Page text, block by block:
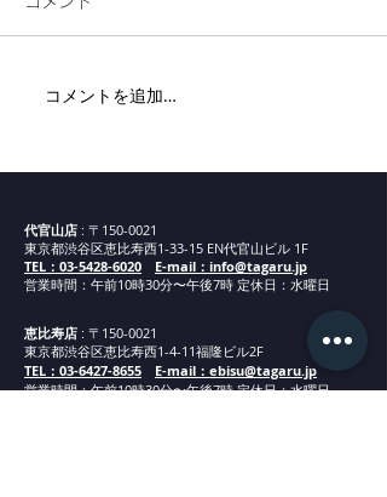
コメントを追加…
代官山店 : 〒150-0021
東京都渋谷区恵比寿西1-33-15 EN代官山ビル 1F
TEL：03-5428-6020
E-mail：info@tagaru.jp
営業時間：午前10時30分〜午後7時 定休日：水曜日
恵比寿店 : 〒150-0021
東京都渋谷区恵比寿西1-4-11福隆ビル2F
TEL：03-6427-8655
E-mail：ebisu@tagaru.jp
営業時間：午前10時30分〜午後7時 定休日：水曜日